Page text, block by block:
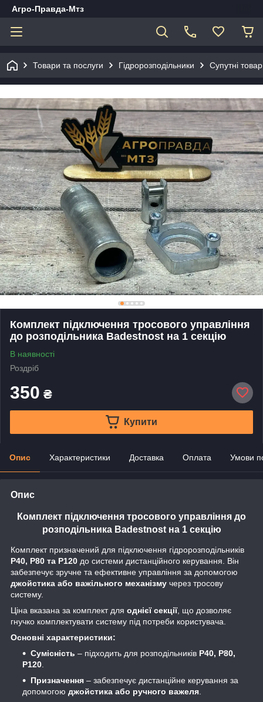
Агро-Правда-Мтз
Товари та послуги Гідророзподільники Супутні
Комплект підключення тросового управління
до розподільника Badestnost на 1 секцію
В наявності
Роздріб
350 ₴
Купити
Опис Характеристики Доставка Оплата Умови
Опис
Комплект підключення тросового управління до
розподільника Badestnost на 1 секцію
Комплект призначений для підключення гідророзподільників
Р40, Р80 та Р120 до системи дистанційного керування. Він
забезпечує зручне та ефективне управління за допомогою
джойстика або важільного механізму через тросову
систему.
Ціна вказана за комплект для однієї секції, що дозволяє
гнучко комплектувати систему під потреби користувача.
Основні характеристики:
Сумісність – підходить для розподільників Р40, Р80,
Р120.
Призначення – забезпечує дистанційне керування за
допомогою джойстика або ручного важеля.